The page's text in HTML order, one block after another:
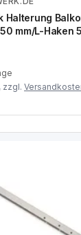
Zum Angebot
Halterung
mm/L-Haken
zzgl.